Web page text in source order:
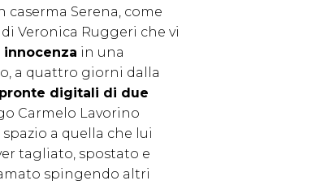
Serena, come
Veronica Ruggeri che vi
in una
a quattro giorni dalla
digitali di due
Carmelo Lavorino
a quella che lui
tagliato, spostato e
spingendo altri